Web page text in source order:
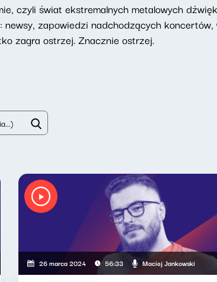
czyli świat ekstremalnych metalowych
zapowiedzi nadchodzących
zagra ostrzej. Znacznie ostrzej.
26 marca 2024 56:33 Maciej Jankowski